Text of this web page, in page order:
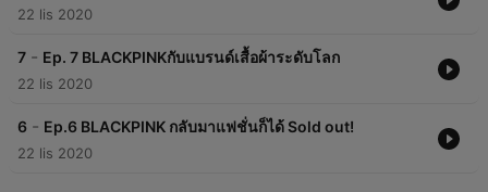
22 lis 2020
7 - Ep. 7 BLACKPINKกับแบรนด์เสื้อผ้าระดับโลก
22 lis 2020
6 - Ep.6 BLACKPINK กลับมาแฟชั่นก็ได้ Sold out!
22 lis 2020